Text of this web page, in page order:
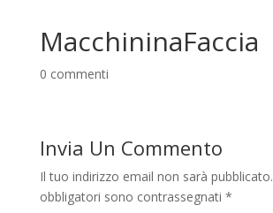
MacchininaFaccia
0 commenti
Invia Un Commento
Il tuo indirizzo email non sarà pubblicato.
obbligatori sono contrassegnati *